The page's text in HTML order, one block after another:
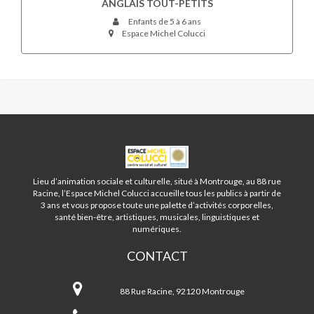
ANGLAIS TOUT-PETITS
Enfants de 5 à 6 ans
Espace Michel Colucci
ESPACE
MICHEL
COLUCCI
-
MONTROUGE
Lieu d’animation sociale et culturelle, situé à Montrouge, au 88 rue
Racine, l’Espace Michel Colucci accueille tous les publics à partir de
3 ans et vous propose toute une palette d’activités corporelles,
santé bien-être, artistiques, musicales, linguistiques et
numériques.
CONTACT
Michel
Colucci
88 Rue Racine, 92120 Montrouge